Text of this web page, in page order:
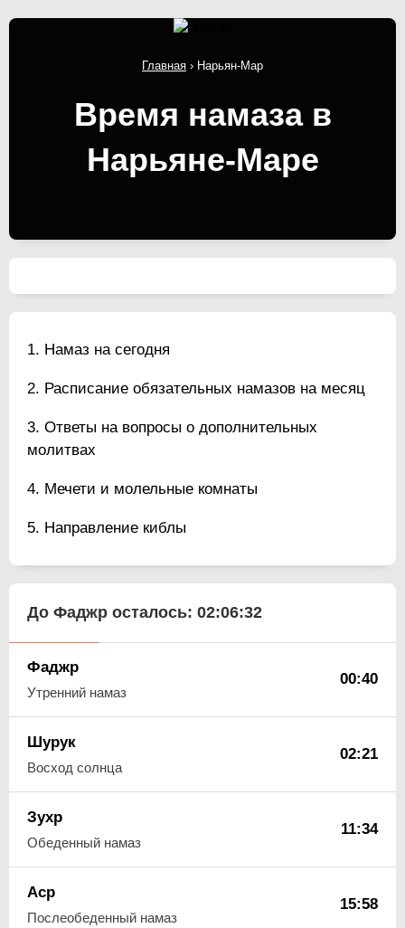
Главная › Нарьян-Мар
Время намаза в
Нарьяне-Маре
Намаз на сегодня
Расписание обязательных намазов на месяц
Ответы на вопросы о дополнительных
молитвах
Мечети и молельные комнаты
Направление киблы
До Фаджр осталось: 02:06:32
Фаджр
Утренний намаз
00:40
Шурук
Восход солнца
02:21
Зухр
Обеденный намаз
11:34
Аср
Послеобеденный намаз
15:58